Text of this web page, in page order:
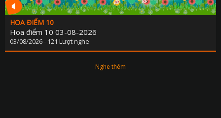
HOA ĐIỂM 10
Hoa điểm 10 03-08-2026
03/08/2026 - 121 Lượt nghe
Nghe thêm